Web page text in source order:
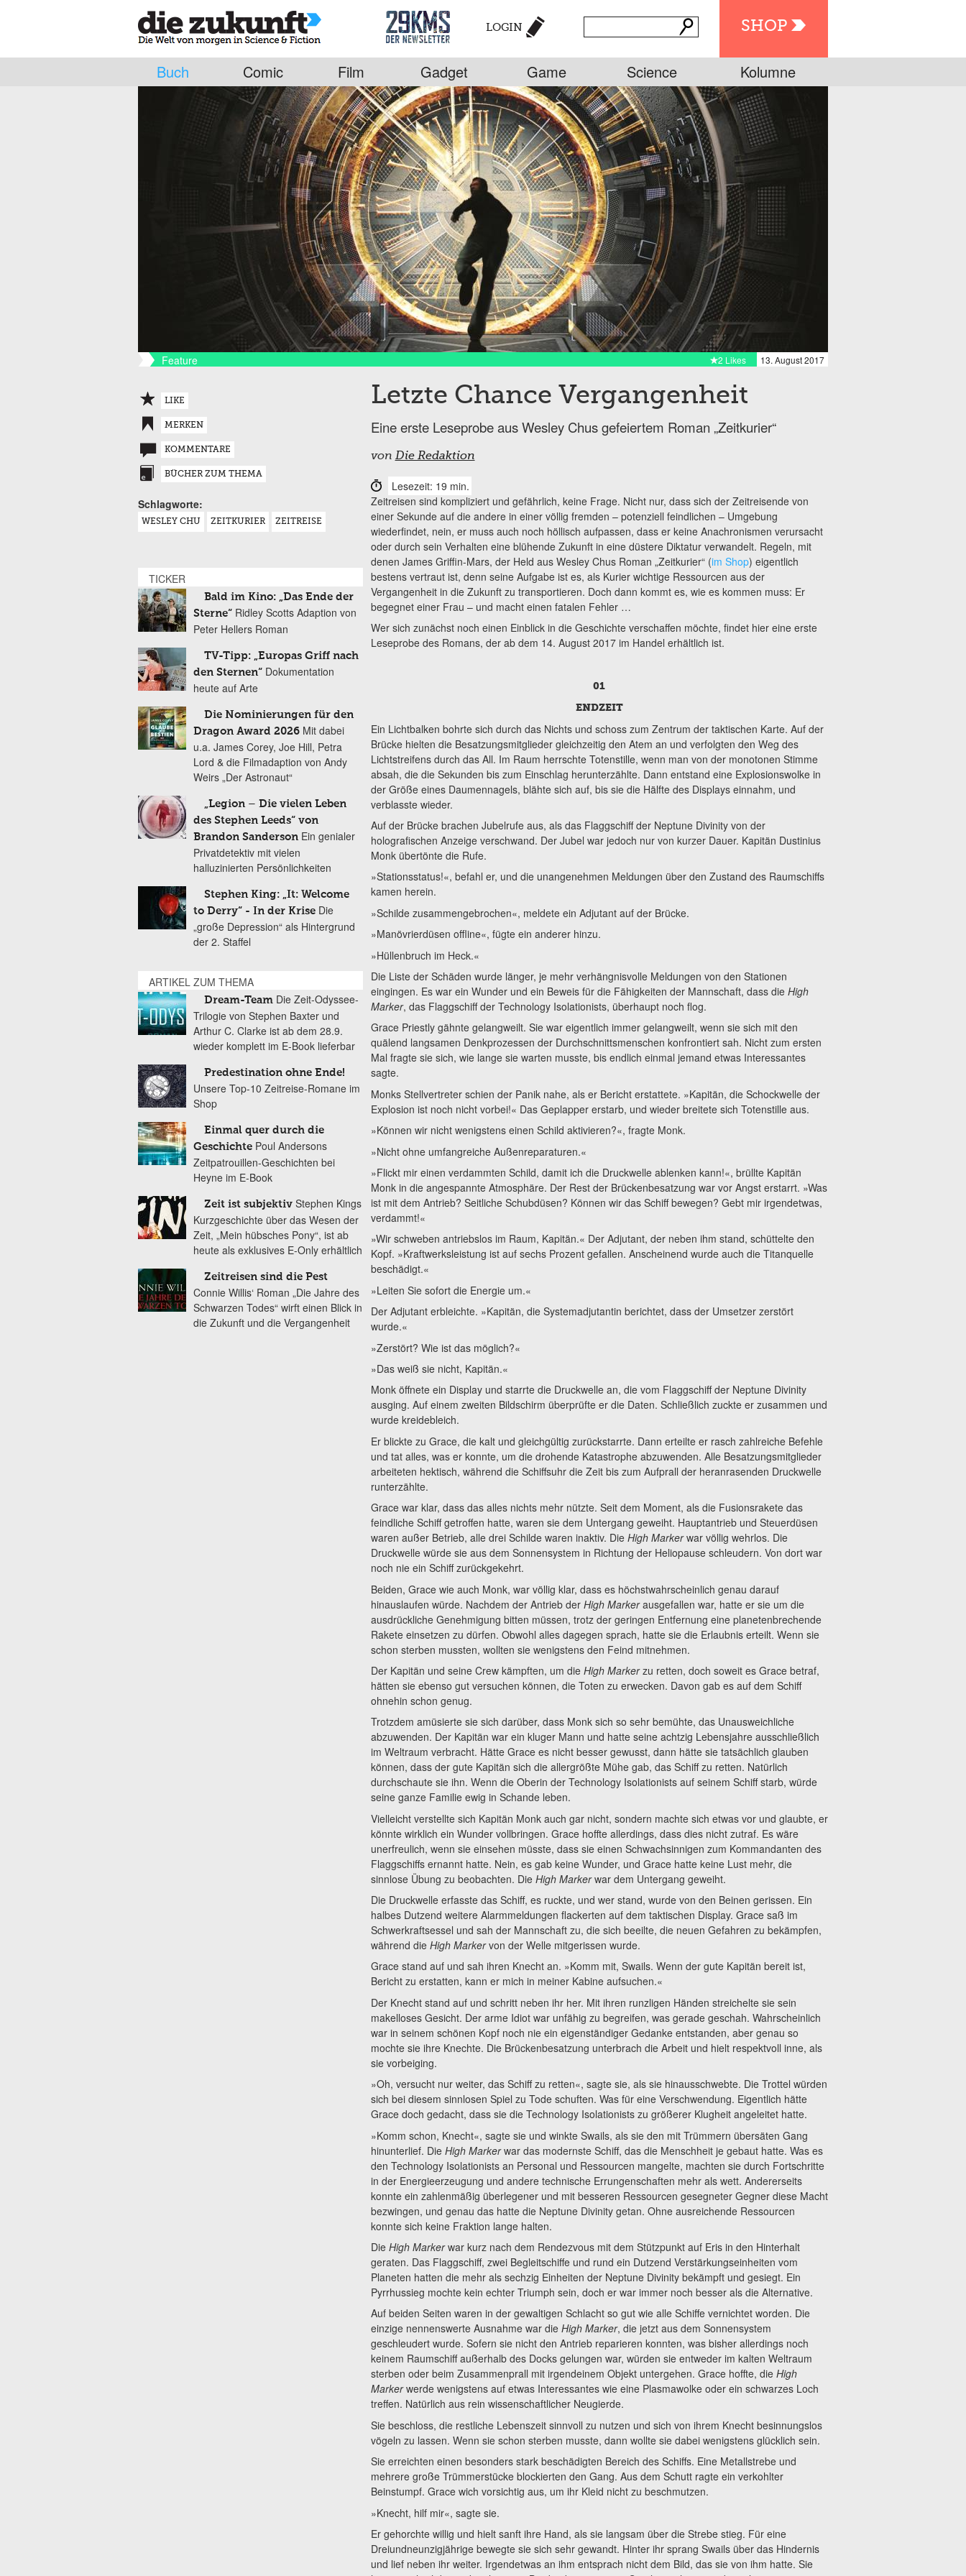
SHOP
LOGIN
Buch Comic Film Gadget Game Science Kolumne
Feature 13. August 2017
2 Likes
Letzte Chance Vergangenheit
Eine erste Leseprobe aus Wesley Chus gefeiertem Roman „Zeitkurier“
von Die Redaktion
Lesezeit: 19 min.
Zeitreisen sind kompliziert und gefährlich, keine Frage. Nicht nur, dass sich der Zeitreisende von
einer Sekunde auf die andere in einer völlig fremden – potenziell feindlichen – Umgebung
wiederfindet, nein, er muss auch noch höllisch aufpassen, dass er keine Anachronismen verursacht
oder durch sein Verhalten eine blühende Zukunft in eine düstere Diktatur verwandelt. Regeln, mit
denen James Griffin-Mars, der Held aus Wesley Chus Roman „Zeitkurier“ (im Shop) eigentlich
bestens vertraut ist, denn seine Aufgabe ist es, als Kurier wichtige Ressourcen aus der
Vergangenheit in die Zukunft zu transportieren. Doch dann kommt es, wie es kommen muss: Er
begegnet einer Frau – und macht einen fatalen Fehler …
Wer sich zunächst noch einen Einblick in die Geschichte verschaffen möchte, findet hier eine erste
Leseprobe des Romans, der ab dem 14. August 2017 im Handel erhältlich ist.
01
ENDZEIT
Ein Lichtbalken bohrte sich durch das Nichts und schoss zum Zentrum der taktischen Karte. Auf der
Brücke hielten die Besatzungsmitglieder gleichzeitig den Atem an und verfolgten den Weg des
Lichtstreifens durch das All. Im Raum herrschte Totenstille, wenn man von der monotonen Stimme
absah, die die Sekunden bis zum Einschlag herunterzählte. Dann entstand eine Explosionswolke in
der Größe eines Daumennagels, blähte sich auf, bis sie die Hälfte des Displays einnahm, und
verblasste wieder.
Auf der Brücke brachen Jubelrufe aus, als das Flaggschiff der Neptune Divinity von der
holografischen Anzeige verschwand. Der Jubel war jedoch nur von kurzer Dauer. Kapitän Dustinius
Monk übertönte die Rufe.
»Stationsstatus!«, befahl er, und die unangenehmen Meldungen über den Zustand des Raumschiffs
kamen herein.
»Schilde zusammengebrochen«, meldete ein Adjutant auf der Brücke.
»Manövrierdüsen offline«, fügte ein anderer hinzu.
»Hüllenbruch im Heck.«
Die Liste der Schäden wurde länger, je mehr verhängnisvolle Meldungen von den Stationen
eingingen. Es war ein Wunder und ein Beweis für die Fähigkeiten der Mannschaft, dass die High
Marker, das Flaggschiff der Technology Isolationists, überhaupt noch flog.
Grace Priestly gähnte gelangweilt. Sie war eigentlich immer gelangweilt, wenn sie sich mit den
quälend langsamen Denkprozessen der Durchschnittsmenschen konfrontiert sah. Nicht zum ersten
Mal fragte sie sich, wie lange sie warten musste, bis endlich einmal jemand etwas Interessantes
sagte.
Monks Stellvertreter schien der Panik nahe, als er Bericht erstattete. »Kapitän, die Schockwelle der
Explosion ist noch nicht vorbei!« Das Geplapper erstarb, und wieder breitete sich Totenstille aus.
»Können wir nicht wenigstens einen Schild aktivieren?«, fragte Monk.
»Nicht ohne umfangreiche Außenreparaturen.«
»Flickt mir einen verdammten Schild, damit ich die Druckwelle ablenken kann!«, brüllte Kapitän
Monk in die angespannte Atmosphäre. Der Rest der Brückenbesatzung war vor Angst erstarrt. »Was
ist mit dem Antrieb? Seitliche Schubdüsen? Können wir das Schiff bewegen? Gebt mir irgendetwas,
verdammt!«
»Wir schweben antriebslos im Raum, Kapitän.« Der Adjutant, der neben ihm stand, schüttelte den
Kopf. »Kraftwerksleistung ist auf sechs Prozent gefallen. Anscheinend wurde auch die Titanquelle
beschädigt.«
»Leiten Sie sofort die Energie um.«
Der Adjutant erbleichte. »Kapitän, die Systemadjutantin berichtet, dass der Umsetzer zerstört
wurde.«
»Zerstört? Wie ist das möglich?«
»Das weiß sie nicht, Kapitän.«
Monk öffnete ein Display und starrte die Druckwelle an, die vom Flaggschiff der Neptune Divinity
ausging. Auf einem zweiten Bildschirm überprüfte er die Daten. Schließlich zuckte er zusammen und
wurde kreidebleich.
Er blickte zu Grace, die kalt und gleichgültig zurückstarrte. Dann erteilte er rasch zahlreiche Befehle
und tat alles, was er konnte, um die drohende Katastrophe abzuwenden. Alle Besatzungsmitglieder
arbeiteten hektisch, während die Schiffsuhr die Zeit bis zum Aufprall der heranrasenden Druckwelle
runterzählte.
Grace war klar, dass das alles nichts mehr nützte. Seit dem Moment, als die Fusionsrakete das
feindliche Schiff getroffen hatte, waren sie dem Untergang geweiht. Hauptantrieb und Steuerdüsen
waren außer Betrieb, alle drei Schilde waren inaktiv. Die High Markerwar völlig wehrlos. Die
Druckwelle würde sie aus dem Sonnensystem in Richtung der Heliopause schleudern. Von dort war
noch nie ein Schiff zurückgekehrt.
Beiden, Grace wie auch Monk, war völlig klar, dass es höchstwahrscheinlich genau darauf
hinauslaufen würde. Nachdem der Antrieb der High Markerausgefallen war, hatte er sie um die
ausdrückliche Genehmigung bitten müssen, trotz der geringen Entfernung eine planetenbrechende
Rakete einsetzen zu dürfen. Obwohl alles dagegen sprach, hatte sie die Erlaubnis erteilt. Wenn sie
schon sterben mussten, wollten sie wenigstens den Feind mitnehmen.
Der Kapitän und seine Crew kämpften, um die High Markerzu retten, doch soweit es Grace betraf,
hätten sie ebenso gut versuchen können, die Toten zu erwecken. Davon gab es auf dem Schiff
ohnehin schon genug.
Trotzdem amüsierte sie sich darüber, dass Monk sich so sehr bemühte, das Unausweichliche
abzuwenden. Der Kapitän war ein kluger Mann und hatte seine achtzig Lebensjahre ausschließlich
im Weltraum verbracht. Hätte Grace es nicht besser gewusst, dann hätte sie tatsächlich glauben
können, dass der gute Kapitän sich die allergrößte Mühe gab, das Schiff zu retten. Natürlich
durchschaute sie ihn. Wenn die Oberin der Technology Isolationists auf seinem Schiff starb, würde
seine ganze Familie ewig in Schande leben.
Vielleicht verstellte sich Kapitän Monk auch gar nicht, sondern machte sich etwas vor und glaubte, er
könnte wirklich ein Wunder vollbringen. Grace hoffte allerdings, dass dies nicht zutraf. Es wäre
unerfreulich, wenn sie einsehen müsste, dass sie einen Schwachsinnigen zum Kommandanten des
Flaggschiffs ernannt hatte. Nein, es gab keine Wunder, und Grace hatte keine Lust mehr, die
sinnlose Übung zu beobachten. Die High Markerwar dem Untergang geweiht.
Die Druckwelle erfasste das Schiff, es ruckte, und wer stand, wurde von den Beinen gerissen. Ein
halbes Dutzend weitere Alarmmeldungen flackerten auf dem taktischen Display. Grace saß im
Schwerkraftsessel und sah der Mannschaft zu, die sich beeilte, die neuen Gefahren zu bekämpfen,
während die High Markervon der Welle mitgerissen wurde.
Grace stand auf und sah ihren Knecht an. »Komm mit, Swails. Wenn der gute Kapitän bereit ist,
Bericht zu erstatten, kann er mich in meiner Kabine aufsuchen.«
Der Knecht stand auf und schritt neben ihr her. Mit ihren runzligen Händen streichelte sie sein
makelloses Gesicht. Der arme Idiot war unfähig zu begreifen, was gerade geschah. Wahrscheinlich
war in seinem schönen Kopf noch nie ein eigenständiger Gedanke entstanden, aber genau so
mochte sie ihre Knechte. Die Brückenbesatzung unterbrach die Arbeit und hielt respektvoll inne, als
sie vorbeiging.
»Oh, versucht nur weiter, das Schiff zu retten«, sagte sie, als sie hinausschwebte. Die Trottel würden
sich bei diesem sinnlosen Spiel zu Tode schuften. Was für eine Verschwendung. Eigentlich hätte
Grace doch gedacht, dass sie die Technology Isolationists zu größerer Klugheit angeleitet hatte.
»Komm schon, Knecht«, sagte sie und winkte Swails, als sie den mit Trümmern übersäten Gang
hinunterlief. Die High Markerwar das modernste Schiff, das die Menschheit je gebaut hatte. Was es
den Technology Isolationists an Personal und Ressourcen mangelte, machten sie durch Fortschritte
in der Energieerzeugung und andere technische Errungenschaften mehr als wett. Andererseits
konnte ein zahlenmäßig überlegener und mit besseren Ressourcen gesegneter Gegner diese Macht
bezwingen, und genau das hatte die Neptune Divinity getan. Ohne ausreichende Ressourcen
konnte sich keine Fraktion lange halten.
Die High Markerwar kurz nach dem Rendezvous mit dem Stützpunkt auf Eris in den Hinterhalt
geraten. Das Flaggschiff, zwei Begleitschiffe und rund ein Dutzend Verstärkungseinheiten vom
Planeten hatten die mehr als sechzig Einheiten der Neptune Divinity bekämpft und gesiegt. Ein
Pyrrhussieg mochte kein echter Triumph sein, doch er war immer noch besser als die Alternative.
Auf beiden Seiten waren in der gewaltigen Schlacht so gut wie alle Schiffe vernichtet worden. Die
einzige nennenswerte Ausnahme war die High Marker, die jetzt aus dem Sonnensystem
geschleudert wurde. Sofern sie nicht den Antrieb reparieren konnten, was bisher allerdings noch
keinem Raumschiff außerhalb des Docks gelungen war, würden sie entweder im kalten Weltraum
sterben oder beim Zusammenprall mit irgendeinem Objekt untergehen. Grace hoffte, die High
Markerwerde wenigstens auf etwas Interessantes wie eine Plasmawolke oder ein schwarzes Loch
treffen. Natürlich aus rein wissenschaftlicher Neugierde.
Sie beschloss, die restliche Lebenszeit sinnvoll zu nutzen und sich von ihrem Knecht besinnungslos
vögeln zu lassen. Wenn sie schon sterben musste, dann wollte sie dabei wenigstens glücklich sein.
Sie erreichten einen besonders stark beschädigten Bereich des Schiffs. Eine Metallstrebe und
mehrere große Trümmerstücke blockierten den Gang. Aus dem Schutt ragte ein verkohlter
Beinstumpf. Grace wich vorsichtig aus, um ihr Kleid nicht zu beschmutzen.
»Knecht, hilf mir«, sagte sie.
Er gehorchte willig und hielt sanft ihre Hand, als sie langsam über die Strebe stieg. Für eine
Dreiundneunzigjährige bewegte sie sich sehr gewandt. Hinter ihr sprang Swails über das Hindernis
und lief neben ihr weiter. Irgendetwas an ihm entsprach nicht dem Bild, das sie von ihm hatte. Sie
LIKE
MERKEN
KOMMENTARE
BÜCHER ZUM THEMA
Schlagworte:
WESLEY CHU ZEITKURIER ZEITREISE
TICKER
Bald im Kino: „Das Ende der
Sterne“ Ridley Scotts Adaption von
Peter Hellers Roman
TV-Tipp: „Europas Griff nach
den Sternen“ Dokumentation
heute auf Arte
Die Nominierungen für den
Dragon Award 2026 Mit dabei
u.a. James Corey, Joe Hill, Petra
Lord & die Filmadaption von Andy
Weirs „Der Astronaut“
„Legion – Die vielen Leben
des Stephen Leeds“ von
Brandon Sanderson Ein genialer
Privatdetektiv mit vielen
halluzinierten Persönlichkeiten
Stephen King: „It: Welcome
to Derry“ - In der Krise Die
„große Depression“ als Hintergrund
der 2. Staffel
ARTIKEL ZUM THEMA
Dream-Team Die Zeit-Odyssee-
Trilogie von Stephen Baxter und
Arthur C. Clarke ist ab dem 28.9.
wieder komplett im E-Book lieferbar
Predestination ohne Ende!
Unsere Top-10 Zeitreise-Romane im
Shop
Einmal quer durch die
Geschichte Poul Andersons
Zeitpatrouillen-Geschichten bei
Heyne im E-Book
Zeit ist subjektiv Stephen Kings
Kurzgeschichte über das Wesen der
Zeit, „Mein hübsches Pony“, ist ab
heute als exklusives E-Only erhältlich
Zeitreisen sind die Pest
Connie Willis‘ Roman „Die Jahre des
Schwarzen Todes“ wirft einen Blick in
die Zukunft und die Vergangenheit